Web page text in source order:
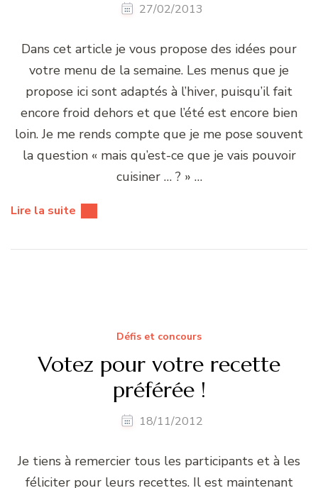
27/02/2013
Dans cet article je vous propose des idées pour
votre menu de la semaine. Les menus que je
propose ici sont adaptés à l’hiver, puisqu’il fait
encore froid dehors et que l’été est encore bien
loin. Je me rends compte que je me pose souvent
la question « mais qu’est-ce que je vais pouvoir
cuisiner … ? » …
Lire la suite
Défis et concours
Votez pour votre recette
préférée !
18/11/2012
Je tiens à remercier tous les participants et à les
féliciter pour leurs recettes. Il est maintenant